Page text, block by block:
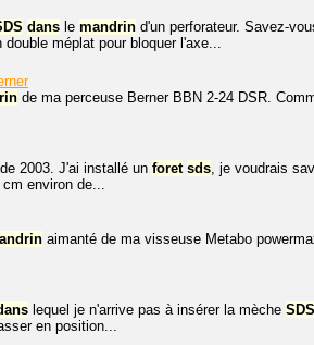
dans le mandrin d'un perforateur. Savez-
double méplat pour bloquer l'axe...
de ma perceuse Berner BBN 2-24 DSR.
2003. J'ai installé un foret sds, je voudrais
environ de...
aimanté de ma visseuse Metabo
lequel je n'arrive pas à insérer la mèche SDS
en position...